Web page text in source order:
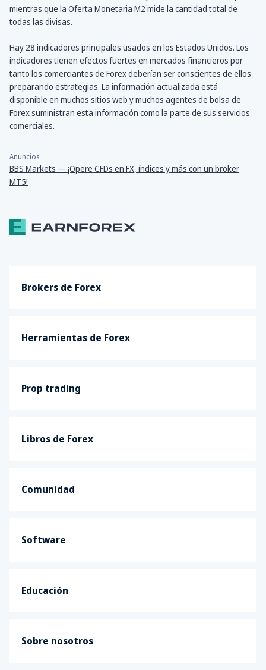
mientras que la Oferta Monetaria M2 mide la cantidad total de
todas las divisas.
Hay 28 indicadores principales usados en los Estados Unidos. Los
indicadores tienen efectos fuertes en mercados financieros por
tanto los comerciantes de Forex deberían ser conscientes de ellos
preparando estrategias. La información actualizada está
disponible en muchos sitios web y muchos agentes de bolsa de
Forex suministran esta información como la parte de sus servicios
comerciales.
Anuncios
BBS Markets — ¡Opere CFDs en FX, índices y más con un broker
MT5!
Brokers de Forex
Herramientas de Forex
Prop trading
Libros de Forex
Comunidad
Software
Educación
Sobre nosotros